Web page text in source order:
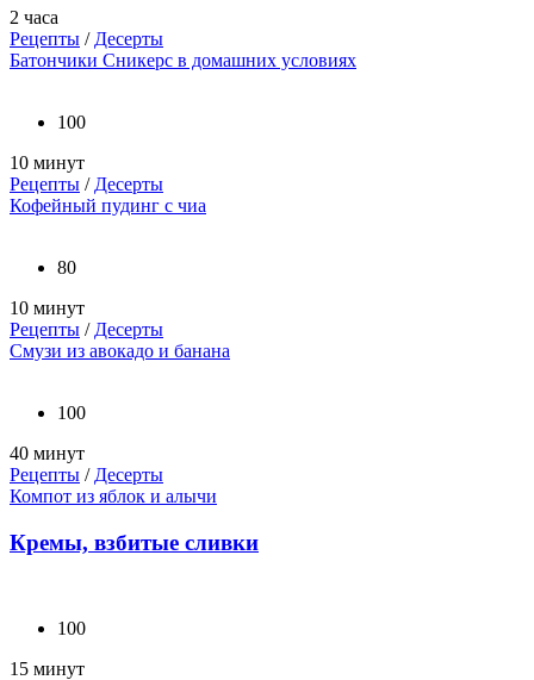
2 часа
Рецепты / Десерты
Батончики Сникерс в домашних условиях
100
10 минут
Рецепты / Десерты
Кофейный пудинг с чиа
80
10 минут
Рецепты / Десерты
Смузи из авокадо и банана
100
40 минут
Рецепты / Десерты
Компот из яблок и алычи
Кремы, взбитые сливки
100
15 минут